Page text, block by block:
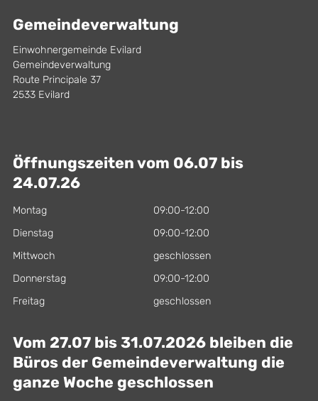
Gemeindeverwaltung
Einwohnergemeinde Evilard
Gemeindeverwaltung
Route Principale 37
2533 Evilard
Öffnungszeiten vom 06.07 bis
24.07.26
Montag
09:00-12:00
Dienstag
09:00-12:00
Mittwoch
geschlossen
Donnerstag
09:00-12:00
Freitag
geschlossen
Vom 27.07 bis 31.07.2026 bleiben die
Büros der Gemeindeverwaltung die
ganze Woche geschlossen